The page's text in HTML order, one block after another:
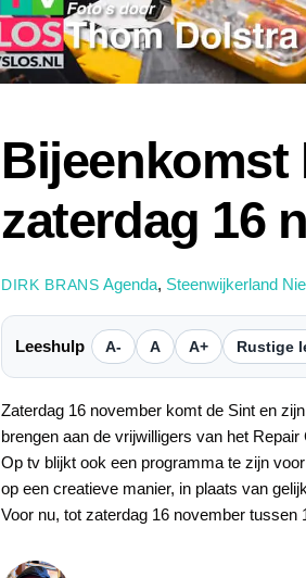
Bijeenkomst
zaterdag 16
DIRK BRANS Agenda, Steenwijkerland
Leeshulp A- A A+ Rustige
Zaterdag 16 november komt de Sint en
brengen aan de vrijwilligers van het
Op tv blijkt ook een programma te zijn
op een creatieve manier, in plaats van
Voor nu, tot zaterdag 16 november tussen